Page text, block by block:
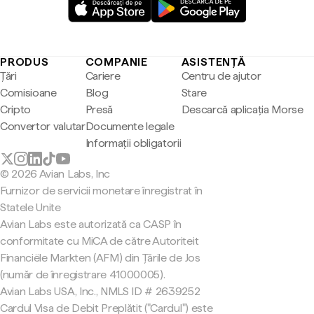
PRODUS
Țări
Comisioane
Cripto
Convertor valutar
COMPANIE
Cariere
Blog
Presă
Documente legale
Informații obligatorii
ASISTENȚĂ
Centru de ajutor
Stare
Descarcă aplicația Morse
© 2026 Avian Labs, Inc
Furnizor de servicii monetare înregistrat în
Statele Unite
Avian Labs este autorizată ca CASP în
conformitate cu MiCA de către Autoriteit
Financiële Markten (AFM) din Țările de Jos
(număr de înregistrare 41000005).
Avian Labs USA, Inc., NMLS ID # 2639252
Cardul Visa de Debit Preplătit ("Cardul") este